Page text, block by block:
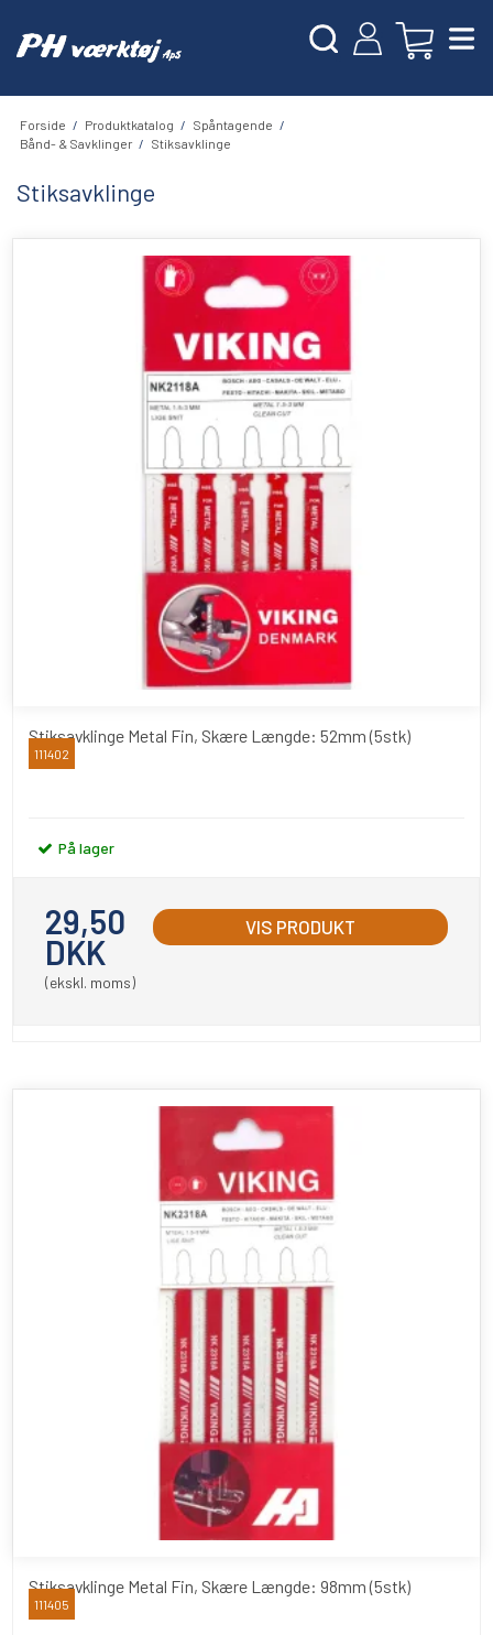
Forside / Produktkatalog / Spåntagende /
Bånd- & Savklinger / Stiksavklinge
Stiksavklinge
Stiksavklinge Metal Fin, Skære Længde: 52mm (5stk)
Viking
111402
På lager
29,50
DKK
(ekskl. moms)
VIS PRODUKT
Stiksavklinge Metal Fin, Skære Længde: 98mm (5stk)
Viking
111405